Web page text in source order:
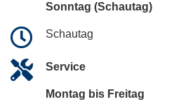
Sonntag (Schautag)
Schautag
Service
Montag bis Freitag